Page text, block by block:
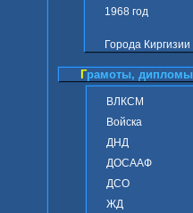
1968 год
Города Киргизии
Грамоты, дипломы
ВЛКСМ
Войска
ДНД
ДОСААФ
ДСО
ЖД